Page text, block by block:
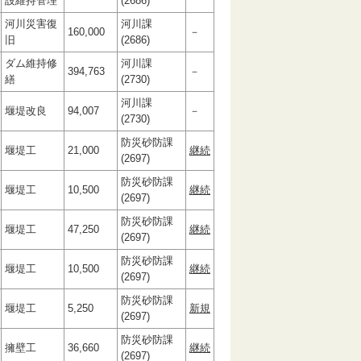
河川災害復
旧
160,000
河川課
(2686)
－
ダム維持修
繕
394,763
河川課
(2730)
－
堰堤改良 94,007
河川課
(2730)
－
堰堤工 21,000
防災砂防課
(2697)
継続
堰堤工 10,500
防災砂防課
(2697)
継続
堰堤工 47,250
防災砂防課
(2697)
継続
堰堤工 10,500
防災砂防課
(2697)
継続
堰堤工 5,250
防災砂防課
(2697)
新規
擁壁工 36,660
防災砂防課
(2697)
継続